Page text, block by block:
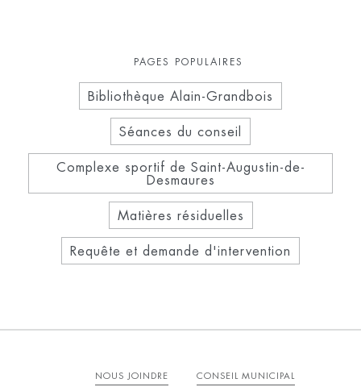
PAGES POPULAIRES
Bibliothèque Alain-Grandbois
Séances du conseil
Complexe sportif de Saint-Augustin-de-
Desmaures
Matières résiduelles
Requête et demande d'intervention
NOUS JOINDRE CONSEIL MUNICIPAL